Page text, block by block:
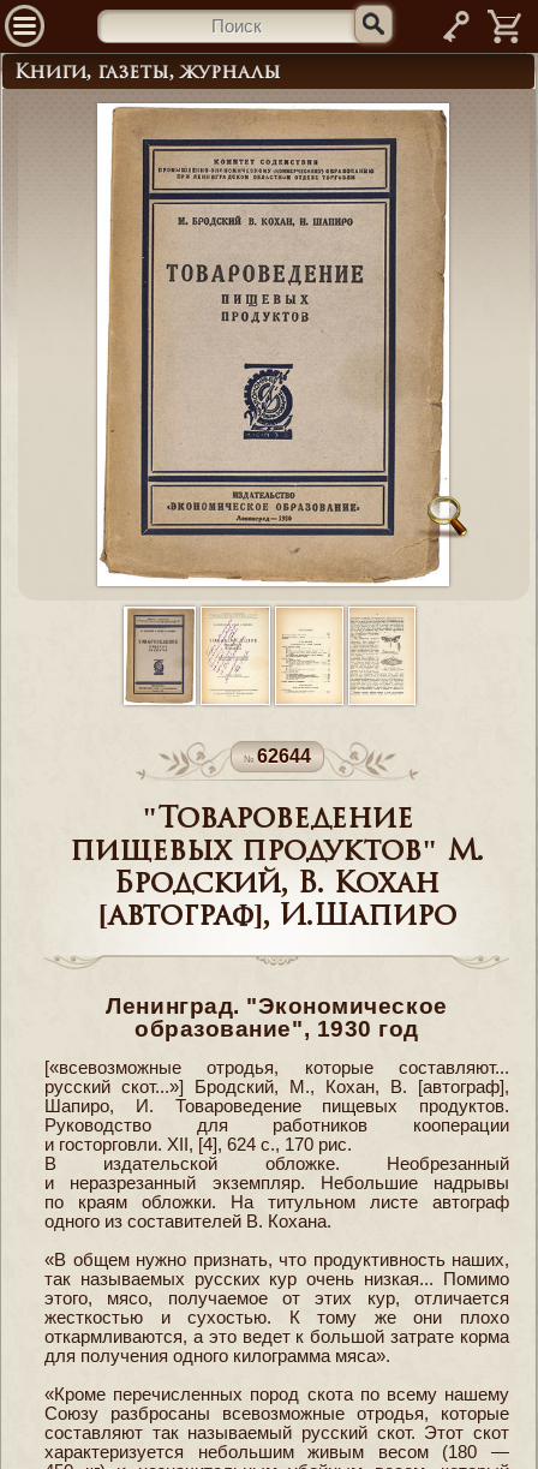
—
Книги, газеты, журналы
62644
"Товароведение
пищевых продуктов" М.
Бродский, В. Кохан
[автограф], И.Шапиро
Ленинград. "Экономическое
образование", 1930 год
[«всевозможные отродья, которые составляют...
русский скот...»] Бродский, М., Кохан, В. [автограф],
Шапиро, И. Товароведение пищевых продуктов.
Руководство для работников кооперации
и госторговли. XII, [4], 624 с., 170 рис.
В издательской обложке. Необрезанный
и неразрезанный экземпляр. Небольшие надрывы
по краям обложки. На титульном листе автограф
одного из составителей В. Кохана.
«В общем нужно признать, что продуктивность наших,
так называемых русских кур очень низкая... Помимо
этого, мясо, получаемое от этих кур, отличается
жесткостью и сухостью. К тому же они плохо
откармливаются, а это ведет к большой затрате корма
для получения одного килограмма мяса».
«Кроме перечисленных пород скота по всему нашему
Союзу разбросаны всевозможные отродья, которые
составляют так называемый русский скот. Этот скот
характеризуется небольшим живым весом (180 —